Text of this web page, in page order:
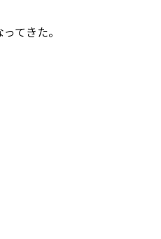
てきた。